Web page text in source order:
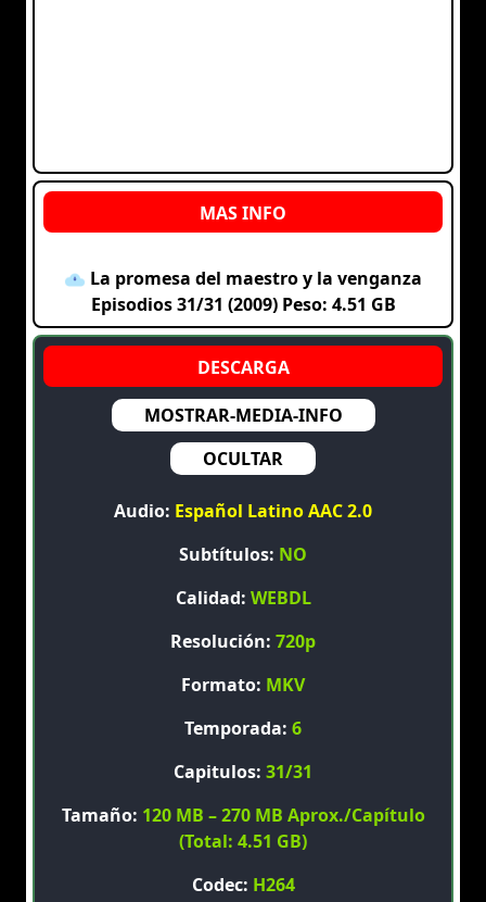
La promesa del maestro y la venganza
Episodios 31/31 (2009) Peso: 4.51 GB
MOSTRAR-MEDIA-INFO
OCULTAR
Audio: Español Latino AAC 2.0
Subtítulos: NO
Calidad: WEBDL
Resolución: 720p
Formato: MKV
Temporada: 6
Capitulos: 31/31
Tamaño: 120 MB – 270 MB Aprox./Capítulo
(Total: 4.51 GB)
Codec: H264